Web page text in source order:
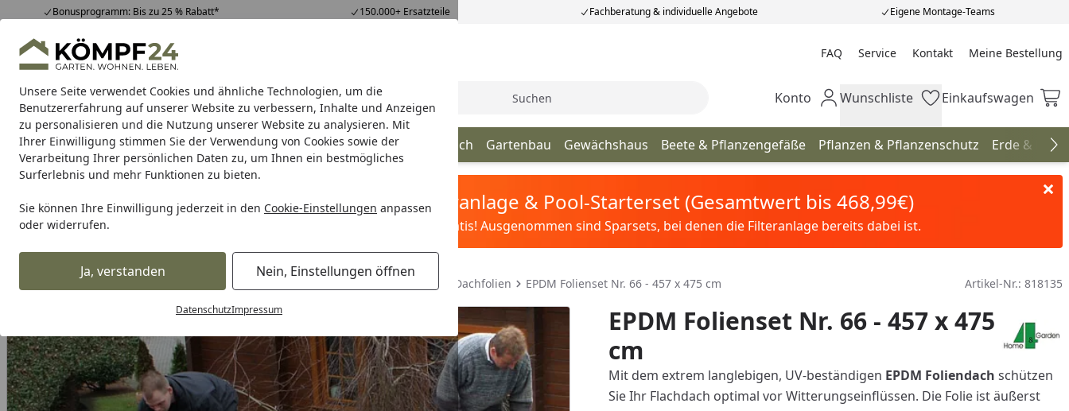
Unsere Seite verwendet Cookies und ähnliche Technologien, um die
Benutzererfahrung auf unserer Website zu verbessern, Inhalte und Anzeigen
zu personalisieren und die Nutzung unserer Website zu analysieren. Mit
Ihrer Einwilligung stimmen Sie der Verwendung von Cookies sowie der
Verarbeitung Ihrer persönlichen Daten zu, um Ihnen ein bestmögliches
Surferlebnis und mehr Funktionen zu bieten.
Sie können Ihre Einwilligung jederzeit in den Cookie-Einstellungen anpassen
oder widerrufen.
Ja, verstanden Nein, Einstellungen öffnen
DatenschutzImpressum
Bonusprogramm: Bis zu 25 % Rabatt* 150.000+ Ersatzteile Fachberatung & individuelle Angebote Eigene Montage-Teams
Hotline07051 / 9 22 22
Mo-Fr. 8-16 Uhr 25.958 Bewertungen FAQ Service Kontakt Meine Bestellung
Meine Bestellung
Alle Produkte
Alle ProdukteHighlights Tipps & Tricks Suche Mein Konto
Konto Wunschliste
Wunschliste Einkaufswagen
Einkaufswagen
Garten Gartenhaus Gerätehaus Carport & Garage Terrassendach Gartenbau Gewächshaus Beete & Pflanzengefäße Pflanzen & Pflanzenschutz Erde &
Karibu Pools inkl. gratis Sandfilteranlage & Pool-Starterset (Gesamtwert bis 468,99€)
Dein Traumpool im Sorglos-Paket: Filter&Pflege gratis! Ausgenommen sind Sparsets, bei denen die Filteranlage bereits dabei ist.
Alles für den Garten Zubehör für Gartenhäuser & Co. EPDM Dachfolien EPDM Folienset Nr. 66 - 457 x 475 cm Artikel-Nr.: 818135
EPDM Folienset Nr. 66 - 457 x 475
cm
Mit dem extrem langlebigen, UV-beständigen EPDM Foliendach schützen
Sie Ihr Flachdach optimal vor Witterungseinflüssen. Die Folie ist äußerst